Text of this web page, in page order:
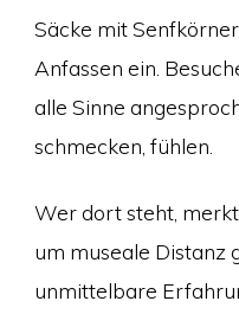
Säcke mit
Anfassen ein.
alle Sinne
schmecken, fühlen.
Wer dort steht,
um museale Distanz
unmittelbare